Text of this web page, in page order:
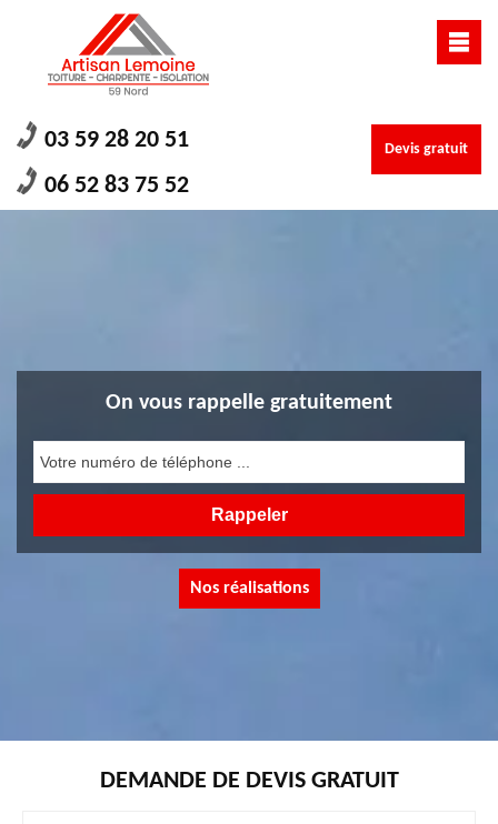
03 59 28 20 51
06 52 83 75 52
Devis gratuit
On vous rappelle gratuitement
Nos réalisations
DEMANDE DE DEVIS GRATUIT